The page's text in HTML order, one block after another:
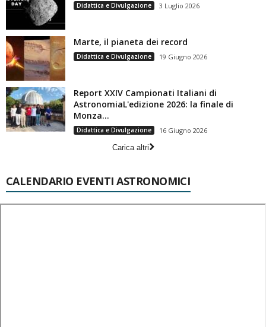
Didattica e Divulgazione 3 Luglio 2026
Marte, il pianeta dei record
Didattica e Divulgazione 19 Giugno 2026
Report XXIV Campionati Italiani di
AstronomiaL'edizione 2026: la finale di
Monza...
Didattica e Divulgazione
16 Giugno 2026
Carica altri
CALENDARIO EVENTI ASTRONOMICI